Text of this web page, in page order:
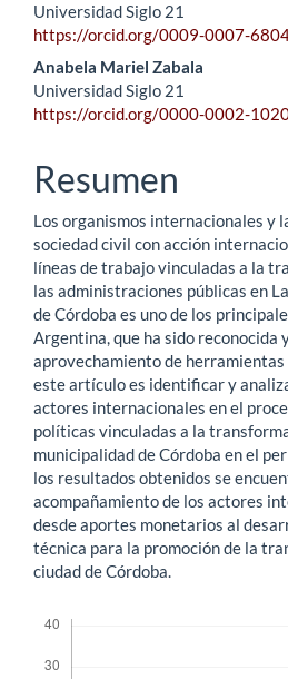
Universidad Siglo 21
https://orcid.org/0009-0007-
Anabela Mariel Zabala
Universidad Siglo 21
https://orcid.org/0000-0002-
Resumen
Los organismos internacionales y
sociedad civil con acción
líneas de trabajo vinculadas a la
las administraciones públicas en
de Córdoba es uno de los
Argentina, que ha sido reconocida
aprovechamiento de
este artículo es identificar y
actores internacionales en el
políticas vinculadas a la
municipalidad de Córdoba en el
los resultados obtenidos se
acompañamiento de los actores
desde aportes monetarios al
técnica para la promoción de la
ciudad de Córdoba.